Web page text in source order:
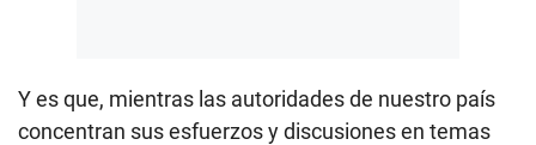
Y es que, mientras las autoridades de nuestro país
concentran sus esfuerzos y discusiones en temas